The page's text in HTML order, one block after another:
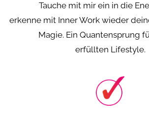
Tauche mit mir ein in die
erkenne mit Inner Work wieder
Magie. Ein Quantensprung
erfüllten Lifestyle.